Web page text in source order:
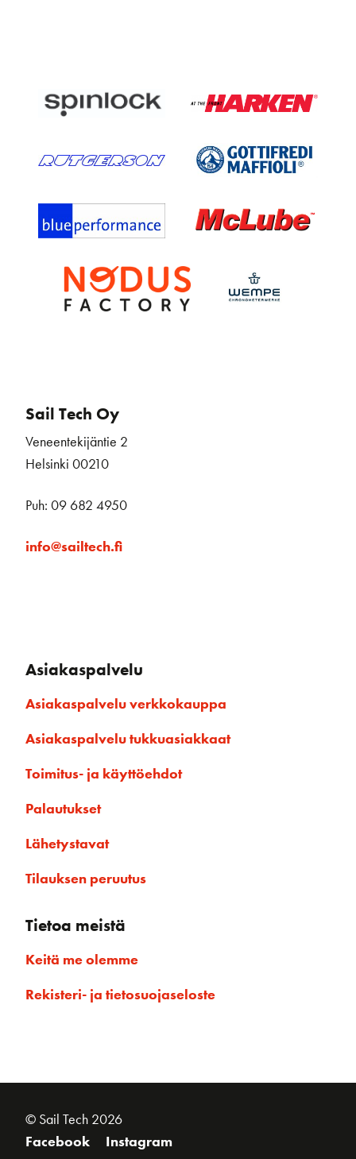
Sail Tech Oy
Veneentekijäntie 2
Helsinki 00210
Puh: 09 682 4950
info@sailtech.fi
Asiakaspalvelu
Asiakaspalvelu verkkokauppa
Asiakaspalvelu tukkuasiakkaat
Toimitus- ja käyttöehdot
Palautukset
Lähetystavat
Tilauksen peruutus
Tietoa meistä
Keitä me olemme
Rekisteri- ja tietosuojaseloste
© Sail Tech 2026
Facebook
Instagram